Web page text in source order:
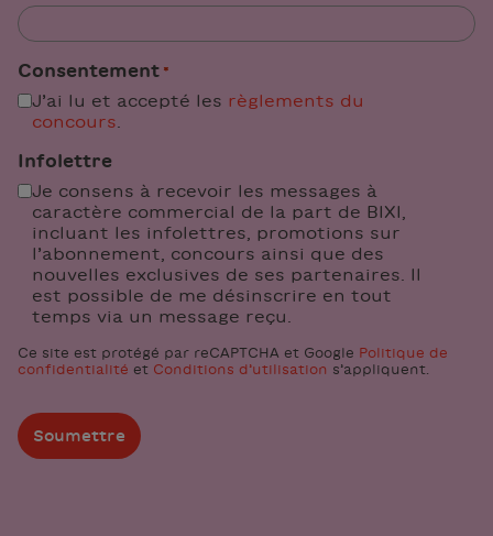
Consentement *
J’ai lu et accepté les règlements du
concours
Infolettre
Je consens à recevoir les messages à
caractère commercial de la part de BIXI,
incluant les infolettres, promotions sur
l’abonnement, concours ainsi que des
nouvelles exclusives de ses partenaires. Il
est possible de me désinscrire en tout
temps via un message reçu.
Ce site est protégé par reCAPTCHA et Google Politique de
confidentialité et Conditions d’utilisation s’appliquent.
Soumettre